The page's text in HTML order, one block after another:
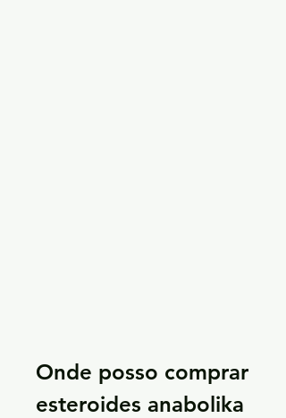
Onde posso comprar
esteroides anabolika